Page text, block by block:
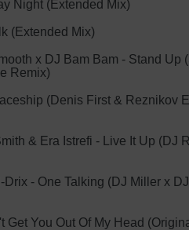
Night (Extended Mix)
(Extended Mix)
x DJ Bam Bam - Stand Up
Remix)
(Denis First & Reznikov
& Era Istrefi - Live It Up (DJ
Drix - One Talking (DJ Miller x
Get You Out Of My Head